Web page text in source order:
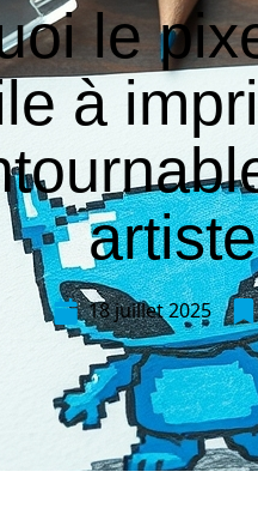
le
à
18 juillet 2025